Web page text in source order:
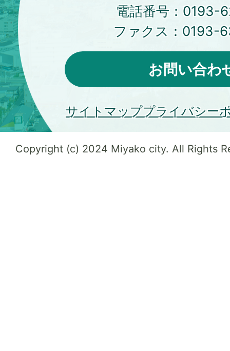
電話番号： 0193-
ファクス： 0193-
お問い合わ
サイトマッププライバシー
Copyright (c) 2024 Miyako city. All Rights